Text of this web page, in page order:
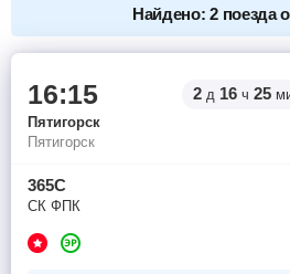
Найдено: 2 поезда
16:15 2 д 16 ч 25
Пятигорск
Пятигорск
365С
СК ФПК